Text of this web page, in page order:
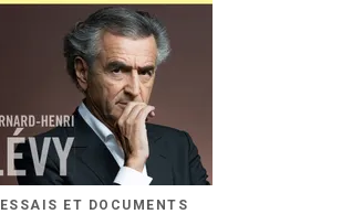
ESSAIS ET DOCUMENTS